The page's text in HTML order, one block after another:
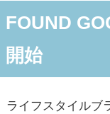
FOUND
開始
ライフスタイルブ